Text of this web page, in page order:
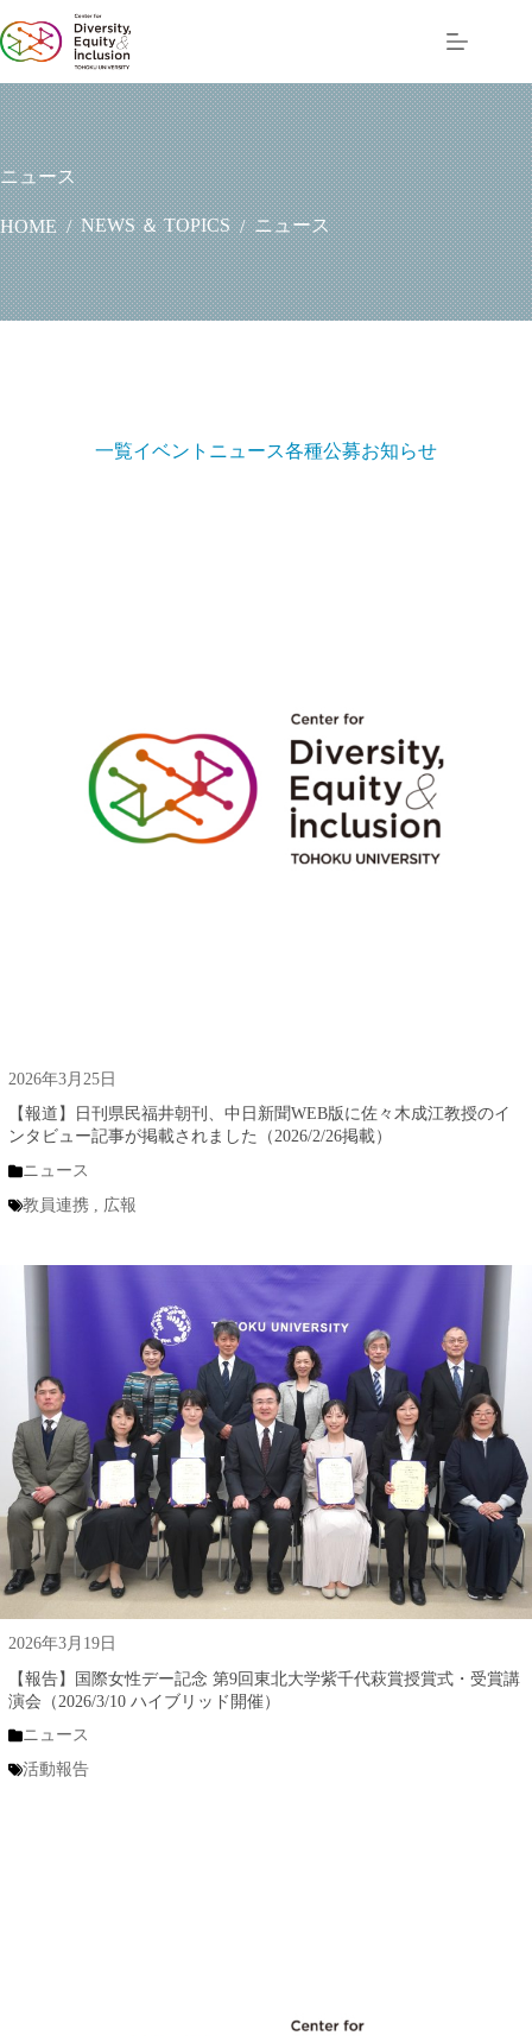
ン
テ
ン
ツ
へ
ス
キ
ッ
プ
ニュース
HOME / NEWS ＆ TOPICS / ニュース
一覧イベント ニュース各種公募お知らせ
2026年3月25日
【報道】日刊県民福井朝刊、中日新聞WEB版に佐々木成江教授のイ
ンタビュー記事が掲載されました（2026/2/26掲載）
ニュース
教員連携
広報
2026年3月19日
【報告】国際女性デー記念 第9回東北大学紫千代萩賞授賞式・受賞講
演会（2026/3/10 ハイブリッド開催）
ニュース
活動報告